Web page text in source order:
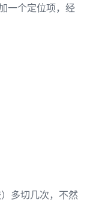
一个定位项，经
多切几次，不然